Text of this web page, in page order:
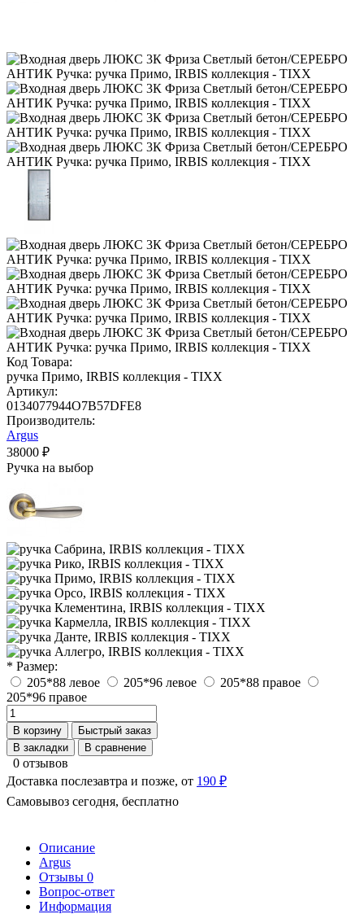
Код Товара:
ручка Примо, IRBIS коллекция - TIXX
Артикул:
0134077944O7B57DFE8
Производитель:
Argus
38000 ₽
Ручка на выбор
* Размер:
205*88 левое
205*96 левое
205*88 правое
205*96 правое
В корзину
Быстрый заказ
В закладки
В сравнение
0 отзывов
Доставка послезавтра и позже, от 190 ₽
Самовывоз сегодня, бесплатно
Описание
Argus
Отзывы 0
Вопрос-ответ
Информация